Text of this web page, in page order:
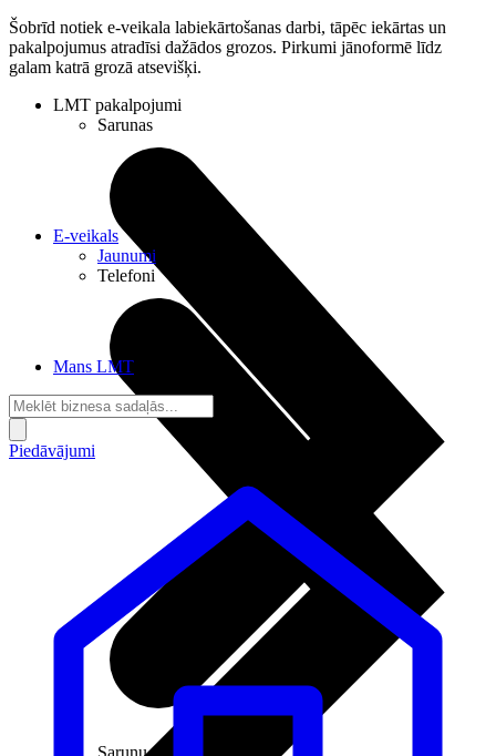
Šobrīd notiek e-veikala labiekārtošanas darbi, tāpēc iekārtas un
pakalpojumus atradīsi dažādos grozos. Pirkumi jānoformē līdz
galam katrā grozā atsevišķi.
LMT pakalpojumi
Sarunas
Sarunu pieslēgumi
E-veikals
Jaunumi
Telefoni
Mans LMT
Piedāvājumi